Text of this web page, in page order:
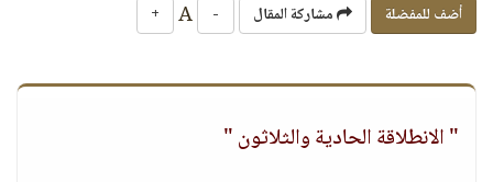
أضف للمفضلة مشاركة المقال -
+
" الانطلاقة الحادية والثلاثون "